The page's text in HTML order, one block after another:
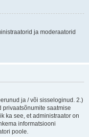
ja moderaatorid
ja / või sisseloginud. 2.)
privaatsõnumite saatmise
ka see, et administraator on
informatsiooni
poole.